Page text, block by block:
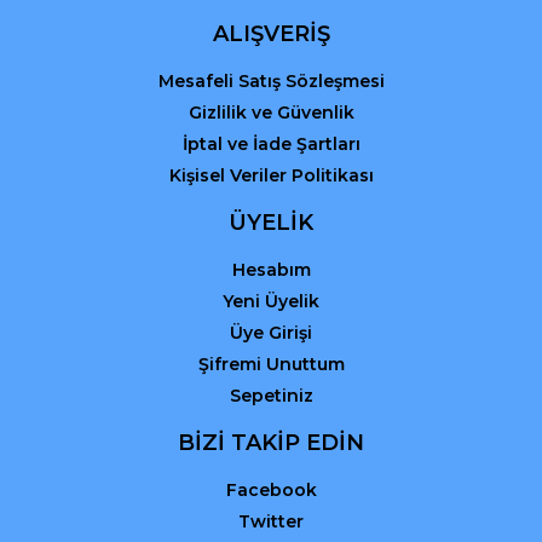
ALIŞVERİŞ
Mesafeli Satış Sözleşmesi
Gizlilik ve Güvenlik
İptal ve İade Şartları
Kişisel Veriler Politikası
ÜYELİK
Hesabım
Yeni Üyelik
Üye Girişi
Şifremi Unuttum
Sepetiniz
BİZİ TAKİP EDİN
Facebook
Twitter